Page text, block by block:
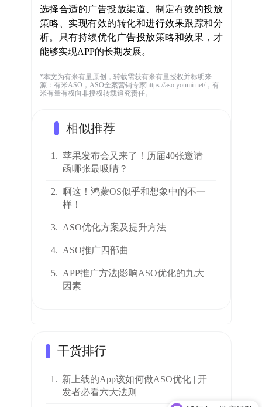
选择合适的广告投放渠道、制定有效的投放
策略、实现有效的转化和进行效果跟踪和分
析。只有持续优化广告投放策略和效果，才
能够实现APP的长期发展。
*本文为有米有量原创，转载需获有米有量授权并标明来
源：有米ASO，ASO全案营销专家https://aso.youmi.net/，有
米有量有权向非授权转载追究责任。
相似推荐
1. 苹果发布会又来了！历届40张邀请
函哪张最吸睛？
2. 啊这！鸿蒙OS似乎和想象中的不一
样！
3. ASO优化方案及提升方法
4. ASO推广四部曲
5. APP推广方法|影响ASO优化的九大
因素
干货排行
1. 新上线的App该如何做ASO优化 | 开
发者必看六大法则